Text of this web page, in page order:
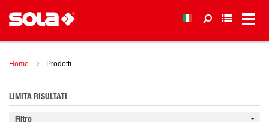
Home Prodotti
LIMITA RISULTATI
Filtro